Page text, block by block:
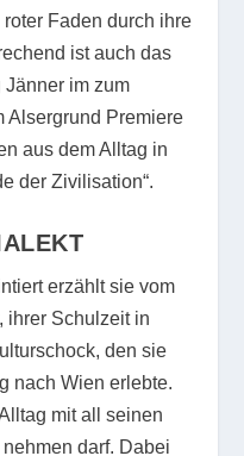
Faden durch ihre
ist auch das
Jänner im zum
Alsergrund Premiere
aus dem Alltag in
der Zivilisation“.
erzählt sie vom
ihrer Schulzeit in
den sie
nach Wien erlebte.
mit all seinen
darf. Dabei